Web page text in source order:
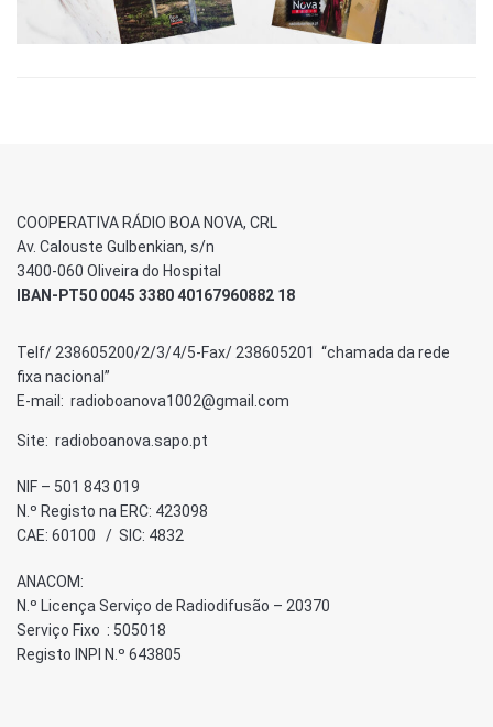
COOPERATIVA RÁDIO BOA NOVA, CRL
Av. Calouste Gulbenkian, s/n
3400-060 Oliveira do Hospital
IBAN-PT50 0045 3380 40167960882 18
Telf/ 238605200/2/3/4/5-Fax/ 238605201 “chamada da rede
fixa nacional”
E-mail: radioboanova1002@gmail.com
Site: radioboanova.sapo.pt
NIF – 501 843 019
N.º Registo na ERC: 423098
CAE: 60100 / SIC: 4832
ANACOM:
N.º Licença Serviço de Radiodifusão – 20370
Serviço Fixo : 505018
Registo INPI N.º 643805